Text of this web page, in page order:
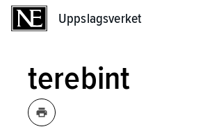
Uppslagsverket
terebint